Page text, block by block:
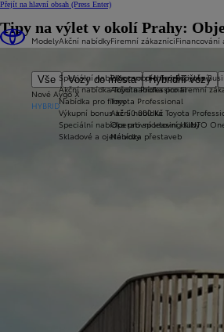
Přejít na hlavní obsah (Press Enter)
Modely
Vše Vozy do města Hybridní vozy
Nové Aygo X
HYBRID
Akční nabídky
Speciální nabídka osobních vozů
Akční nabídka Toyota Professional
Nabídka pro firmy
Výkupní bonus až 50 000 Kč
Speciální nabídka pro sportovní kluby
Skladové a ojeté vozy
Firemní zákazníci
Program pro firmy Toyota
Akční nabídka pro firemní
Toyota Professional
Akční nabídka Toyota
Operativní leasing KINTO
Nabídka přestaveb
Pojištění
Tipy na výlet v okolí Prahy: